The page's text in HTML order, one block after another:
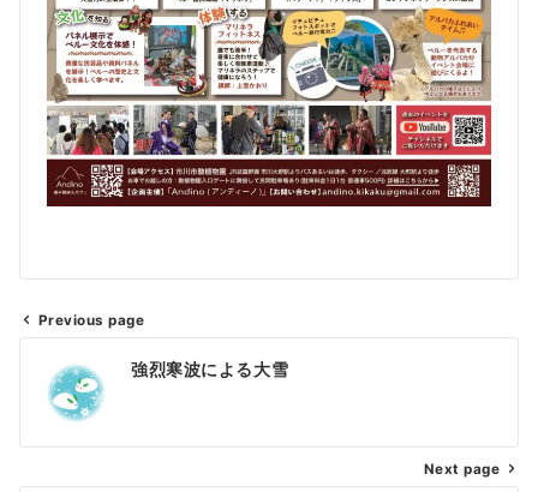
Previous page
強烈寒波による大雪
Next page